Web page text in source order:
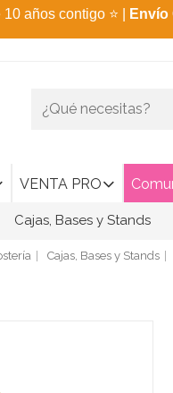
10 años contigo ⭐ Envío
VENTA PRO
Cajas, Bases y Stands
Cajas, Bases y Stands